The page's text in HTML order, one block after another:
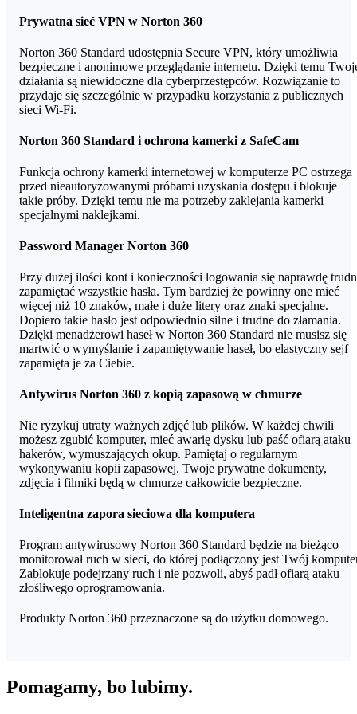
etapie podawać danych rozliczeniowych, wybierz antywirusa
Norton 360 z dopiskiem "BEZ KARTY"
Norton 360 Standard - 1 stanowisko (bez karty)
Norton 360 Deluxe - 3 lub 5 stanowisk (bez karty)
ale i tak nie wymagają podawania karty bankowej
Norton 360 Advanced - 10 stanowisk
Norton 360 Platinum - 20 stanowisk
Prywatna sieć VPN w Norton 360
Norton 360 Standard udostępnia Secure VPN, który umożliwia
bezpieczne i anonimowe przeglądanie internetu. Dzięki temu
działania są niewidoczne dla cyberprzestępców. Rozwiązanie to
przydaje się szczególnie w przypadku korzystania z publicznych
sieci Wi-Fi.
Norton 360 Standard i ochrona kamerki z SafeCam
Funkcja ochrony kamerki internetowej w komputerze PC ostrzega
przed nieautoryzowanymi próbami uzyskania dostępu i blokuje
takie próby. Dzięki temu nie ma potrzeby zaklejania kamerki
specjalnymi naklejkami.
Password Manager Norton 360
Przy dużej ilości kont i konieczności logowania się naprawdę
zapamiętać wszystkie hasła. Tym bardziej że powinny one mieć
więcej niż 10 znaków, małe i duże litery oraz znaki specjalne.
Dopiero takie hasło jest odpowiednio silne i trudne do złamania.
Dzięki menadżerowi haseł w Norton 360 Standard nie musisz się
martwić o wymyślanie i zapamiętywanie haseł, bo elastyczny sejf
zapamięta je za Ciebie.
Antywirus Norton 360 z kopią zapasową w chmurze
Nie ryzykuj utraty ważnych zdjęć lub plików. W każdej chwili
możesz zgubić komputer, mieć awarię dysku lub paść ofiarą ataku
hakerów, wymuszających okup. Pamiętaj o regularnym
wykonywaniu kopii zapasowej. Twoje prywatne dokumenty,
zdjęcia i filmiki będą w chmurze całkowicie bezpieczne.
Inteligentna zapora sieciowa dla komputera
Program antywirusowy Norton 360 Standard będzie na bieżąco
monitorował ruch w sieci, do której podłączony jest Twój
Zablokuje podejrzany ruch i nie pozwoli, abyś padł ofiarą ataku
złośliwego oprogramowania.
Produkty Norton 360 przeznaczone są do użytku domowego.
Pomagamy, bo lubimy.